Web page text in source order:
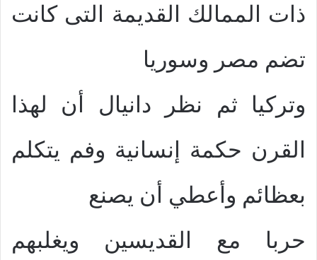
ذات الممالك القديمة التى كانت
تضم مصر وسوريا
وتركيا ثم نظر دانيال أن لهذا
القرن حكمة إنسانية وفم يتكلم
بعظائم وأعطي أن يصنع
حربا مع القديسين ويغلبهم